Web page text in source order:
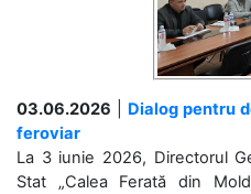
03.06.2026
Dialog pentru
feroviar
La 3 iunie 2026, Directorul
Stat „Calea Ferată din